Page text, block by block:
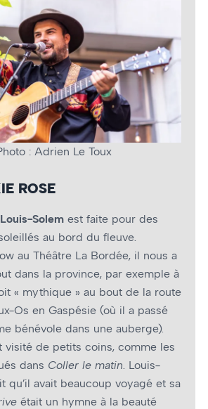
: Adrien Le Toux
ROSE
Louis-Solem est faite pour des
au bord du fleuve.
au Théâtre La Bordée, il nous a
dans la province, par exemple à
« mythique » au bout de la route
Os en Gaspésie (où il a passé
bénévole dans une auberge).
visité de petits coins, comme les
dans Coller le matin. Louis-
qu’il avait beaucoup voyagé et sa
était un hymne à la beauté